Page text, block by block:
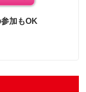
加もOK